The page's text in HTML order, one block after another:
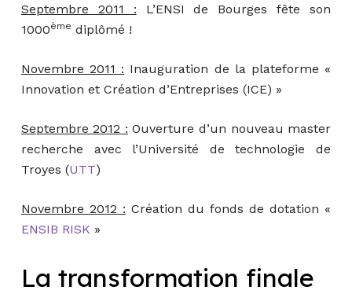
Septembre 2011 : L’ENSI de Bourges fête son
1000ème diplômé !
Novembre 2011 : Inauguration de la plateforme «
Innovation et Création d’Entreprises (ICE) »
Septembre 2012 : Ouverture d’un nouveau master
recherche avec l’Université de technologie de
Troyes (UTT)
Novembre 2012 : Création du fonds de dotation «
ENSIB RISK »
La transformation finale